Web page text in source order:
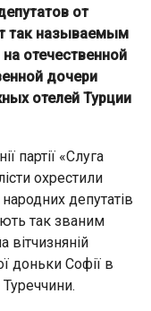
от
так называемым
отечественной
дочери
отелей Турции
партії «Слуга
охрестили
депутатів
так званим
вітчизняній
доньки Софії в